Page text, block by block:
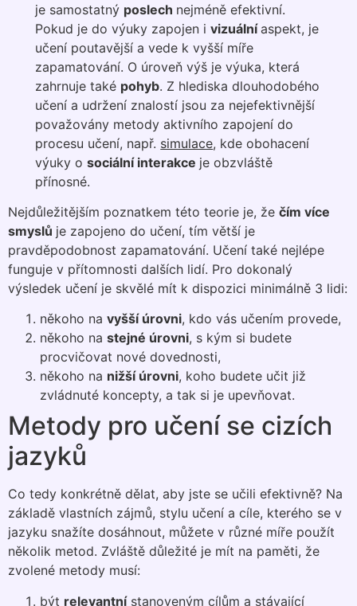
je samostatný poslech nejméně efektivní.
Pokud je do výuky zapojen ivizuálníaspekt, je
učení poutavější a vede k vyšší míře
zapamatování. O úroveň výš je výuka, která
zahrnuje také pohyb. Z hlediska dlouhodobého
učení a udržení znalostí jsou za nejefektivnější
považovány metody aktivního zapojení do
procesu učení, např. simulace, kde obohacení
výuky osociální interakce je obzvláště
přínosné.
Nejdůležitějším poznatkem této teorie je, že čím více
smyslů je zapojeno do učení, tím větší je
pravděpodobnost zapamatování. Učení také nejlépe
funguje v přítomnosti dalších lidí. Pro dokonalý
výsledek učení je skvělé mít k dispozici minimálně 3 lidi:
někoho na vyšší úrovni, kdo vás učením provede,
někoho na stejné úrovni, s kým si budete
procvičovat nové dovednosti,
někoho na nižší úrovni, koho budete učit již
zvládnuté koncepty, a tak si je upevňovat.
Metody pro učení se cizích
jazyků
Co tedy konkrétně dělat, aby jste se učili efektivně? Na
základě vlastních zájmů, stylu učení a cíle, kterého se v
jazyku snažíte dosáhnout, můžete v různé míře použít
několik metod. Zvláště důležité je mít na paměti, že
zvolené metody musí:
být relevantnístanoveným cílům a stávající